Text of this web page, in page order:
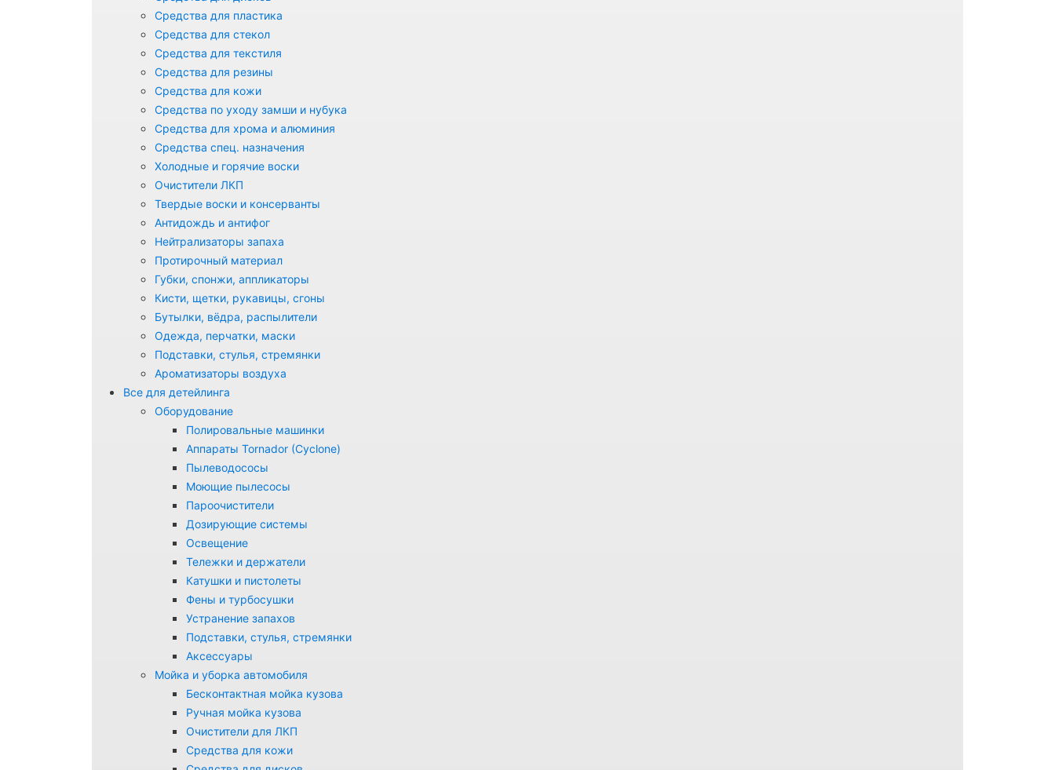
Средства для пластика
Средства для стекол
Средства для текстиля
Средства для резины
Средства для кожи
Средства по уходу замши и нубука
Средства для хрома и алюминия
Средства спец. назначения
Холодные и горячие воски
Очистители ЛКП
Твердые воски и консерванты
Антидождь и антифог
Нейтрализаторы запаха
Протирочный материал
Губки, спонжи, аппликаторы
Кисти, щетки, рукавицы, сгоны
Бутылки, вёдра, распылители
Одежда, перчатки, маски
Подставки, стулья, стремянки
Ароматизаторы воздуха
Все для детейлинга
Оборудование
Полировальные машинки
Аппараты Tornador (Cyclone)
Пылеводососы
Моющие пылесосы
Пароочистители
Дозирующие системы
Освещение
Тележки и держатели
Катушки и пистолеты
Фены и турбосушки
Устранение запахов
Подставки, стулья, стремянки
Аксессуары
Мойка и уборка автомобиля
Бесконтактная мойка кузова
Ручная мойка кузова
Очистители для ЛКП
Средства для кожи